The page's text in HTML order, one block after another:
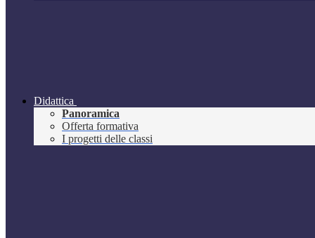
Didattica
Panoramica
Offerta formativa
I progetti delle classi